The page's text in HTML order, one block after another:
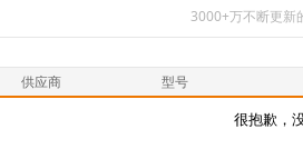
PREC003SAAN-RC
司
PY32F003F16P6TR
N32G003F5S7
3000+万不断更新
供应商 型号
很抱歉，